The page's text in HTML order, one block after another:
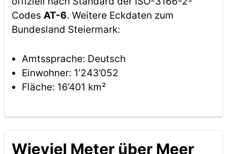
Codes AT-6. Weitere Eckdaten zum
Bundesland Steiermark:
Amtssprache: Deutsch
Einwohner: 1’243’052
Fläche: 16’401 km²
Wieviel Meter über Meer